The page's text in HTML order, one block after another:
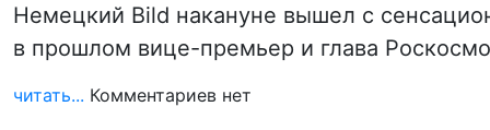
Немецкий Bild накануне вышел с
в прошлом вице-премьер и глава
читать... Комментариев нет